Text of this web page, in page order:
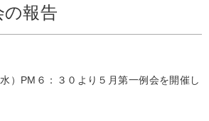
の報告
）PM６：３０より５月第一例会を開催し